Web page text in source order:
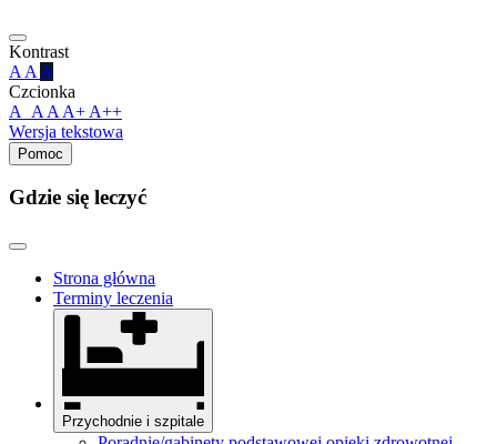
Kontrast
A A A
Czcionka
A_A A A+ A++
Wersja tekstowa
Pomoc
Gdzie się leczyć
Strona główna
Terminy leczenia
Przychodnie i szpitale